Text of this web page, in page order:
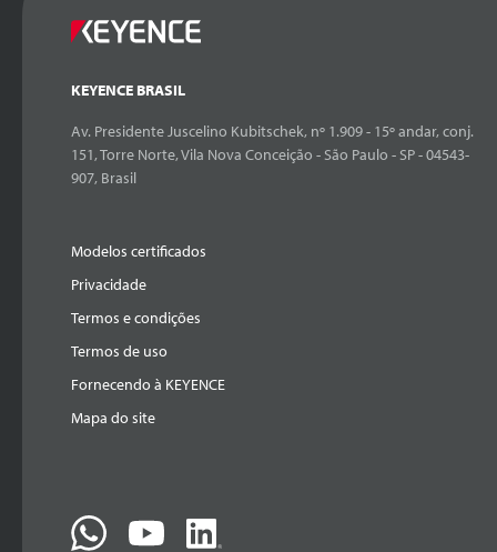
KEYENCE BRASIL
Av. Presidente Juscelino Kubitschek, nº 1.909 - 15º andar, conj.
151, Torre Norte, Vila Nova Conceição - São Paulo - SP - 04543-
907, Brasil
Modelos certificados
Privacidade
Termos e condições
Termos de uso
Fornecendo à KEYENCE
Mapa do site